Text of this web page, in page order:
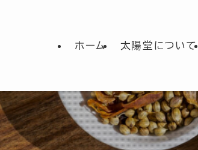
ホーム 太陽堂について